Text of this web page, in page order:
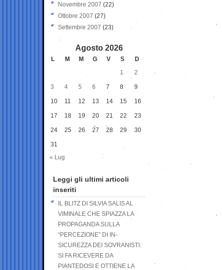
Novembre 2007 (22)
Ottobre 2007 (27)
Settembre 2007 (23)
Agosto 2026
L M M G V S
D
1
2
3 4 5 6 7 8 9
10 11 12 13 14 15 16
17 18 19 20 21 22 23
24 25 26 27 28 29 30
31
« Lug
Leggi gli ultimi articoli
inseriti
IL BLITZ DI SILVIA SALIS AL
VIMINALE CHE SPIAZZA LA
PROPAGANDA SULLA
“PERCEZIONE” DI IN-
SICUREZZA DEI SOVRANISTI:
SI FA RICEVERE DA
PIANTEDOSI E OTTIENE LA